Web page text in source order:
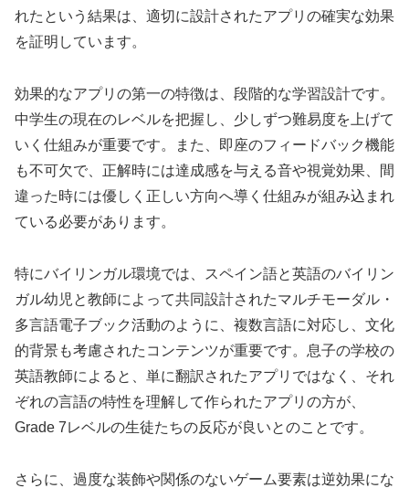
れたという結果は、適切に設計されたアプリの確実な効果
を証明しています。
効果的なアプリの第一の特徴は、段階的な学習設計です。
中学生の現在のレベルを把握し、少しずつ難易度を上げて
いく仕組みが重要です。また、即座のフィードバック機能
も不可欠で、正解時には達成感を与える音や視覚効果、間
違った時には優しく正しい方向へ導く仕組みが組み込まれ
ている必要があります。
特にバイリンガル環境では、スペイン語と英語のバイリン
ガル幼児と教師によって共同設計されたマルチモーダル・
多言語電子ブック活動のように、複数言語に対応し、文化
的背景も考慮されたコンテンツが重要です。息子の学校の
英語教師によると、単に翻訳されたアプリではなく、それ
ぞれの言語の特性を理解して作られたアプリの方が、
Grade 7レベルの生徒たちの反応が良いとのことです。
さらに、過度な装飾や関係のないゲーム要素は逆効果にな